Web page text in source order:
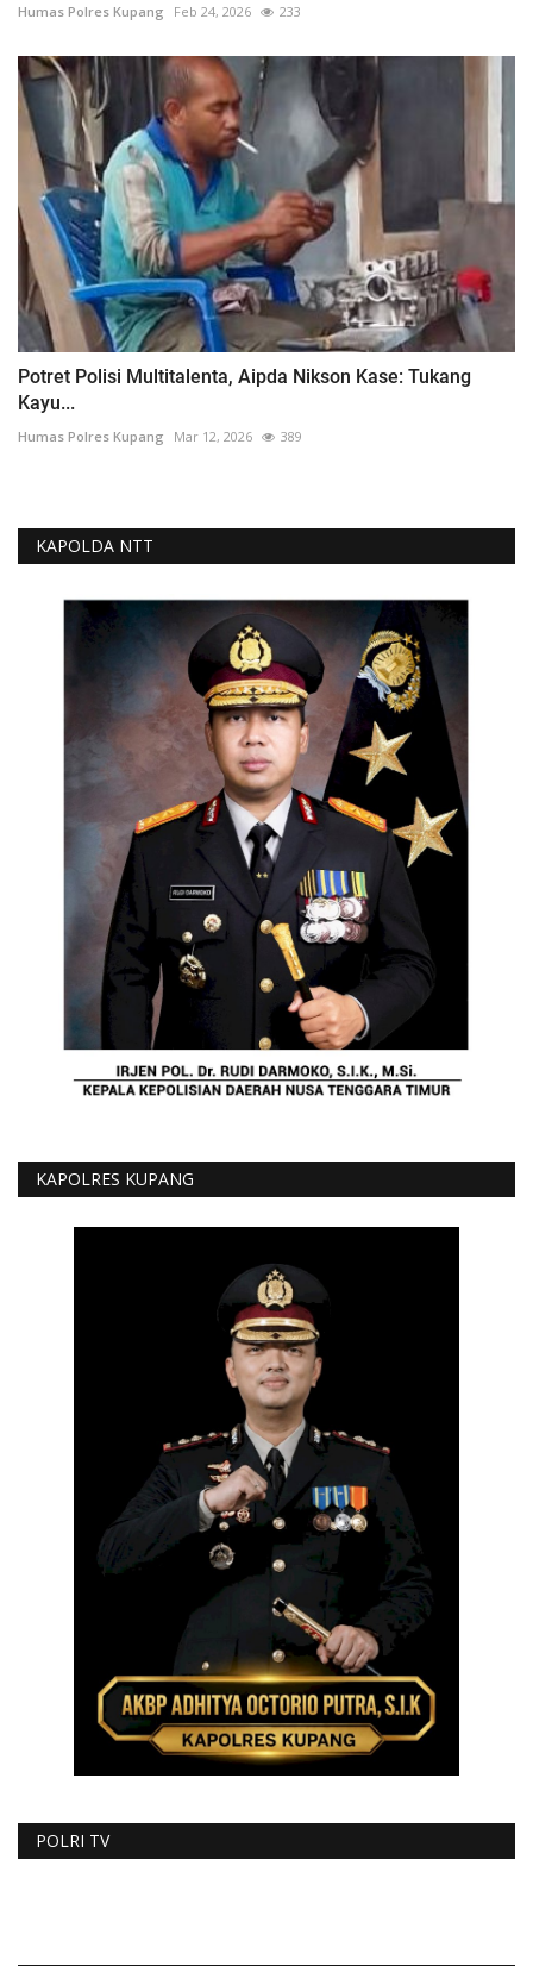
Humas Polres Kupang Feb 24, 2026 233
Potret Polisi Multitalenta, Aipda Nikson Kase: Tukang
Kayu...
Humas Polres Kupang Mar 12, 2026 389
KAPOLDA NTT
KAPOLRES KUPANG
POLRI TV